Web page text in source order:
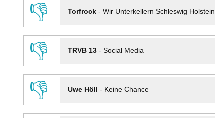
👎
Torfrock- Wir Unterkellern Schleswig Holstein
👎
TRVB 13- Social Media
👎
Uwe Höll - Keine Chance